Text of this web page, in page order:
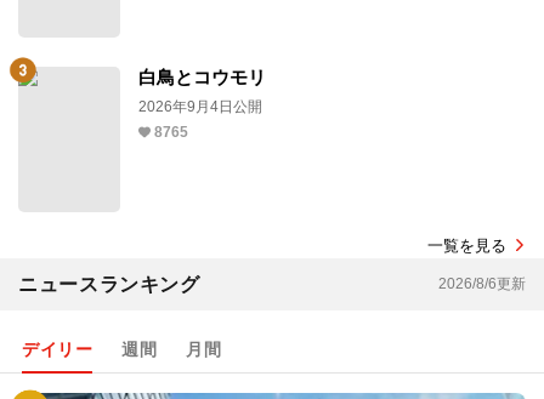
白鳥とコウモリ
2026年9月4日公開
8765
一覧を見る
ニュースランキング 2026/8/6更新
デイリー 週間 月間